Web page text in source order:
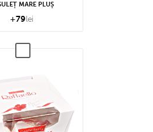
MARE PLUȘ
+79lei